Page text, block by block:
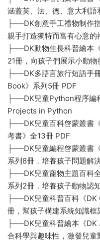
涵蓋英、法、德、意大利
├──DK創意手工禮物制作
親手打造獨特而富有心意的
├──DK動物生長科普繪本
21冊，向孩子們展示小動
├──DK多語言旅行短語手
Book》系列5冊 PDF
├──DK兒童Python程序編
Projects in Python
├──DK兒童百科啓蒙叢書
考書》全13冊 PDF
├──DK兒童編程啓蒙叢書
系列8冊，培養孩子問題解
├──DK兒童寵物主題百科
系列2冊，培養孩子動物認
├──DK兒童科普百科《
冊，幫孩子構建系統知識框
├──DK兒童科普繪本《
合科學與趣味性，激發兒